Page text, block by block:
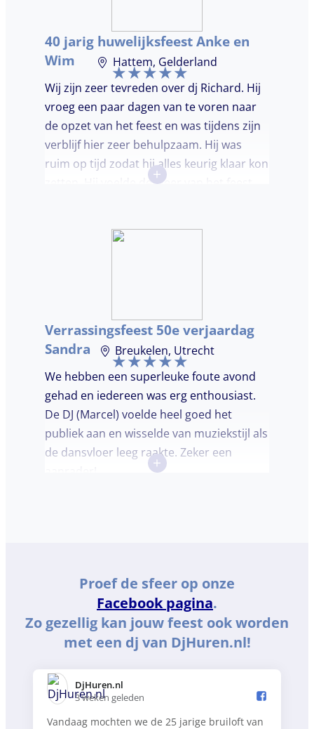
moest worden. Er was de mogelijkheid om
verzoeknummers aan te vragen.
40 jarig huwelijksfeest Anke en
Wim
Hattem, Gelderland
Wij zijn zeer tevreden over dj Richard. Hij
vroeg een paar dagen van te voren naar
de opzet van het feest en was tijdens zijn
verblijf hier zeer behulpzaam. Hij was
ruim op tijd zodat hij alles keurig klaar kon
zetten. Hij voelde de sfeer van het feest
doorpraatte. Het was heel leuk dat er
+
Verrassingsfeest 50e verjaardag
Sandra
Breukelen, Utrecht
We hebben een superleuke foute avond
gehad en iedereen was erg enthousiast.
De DJ (Marcel) voelde heel goed het
publiek aan en wisselde van muziekstijl als
de dansvloer leeg raakte. Zeker een
+
Proef de sfeer op onze
Facebook pagina.
Zo gezellig kan jouw feest ook worden
met een dj van DjHuren.nl!
DjHuren.nl️
3 weken geleden
Vandaag mochten we de 25 jarige bruiloft van